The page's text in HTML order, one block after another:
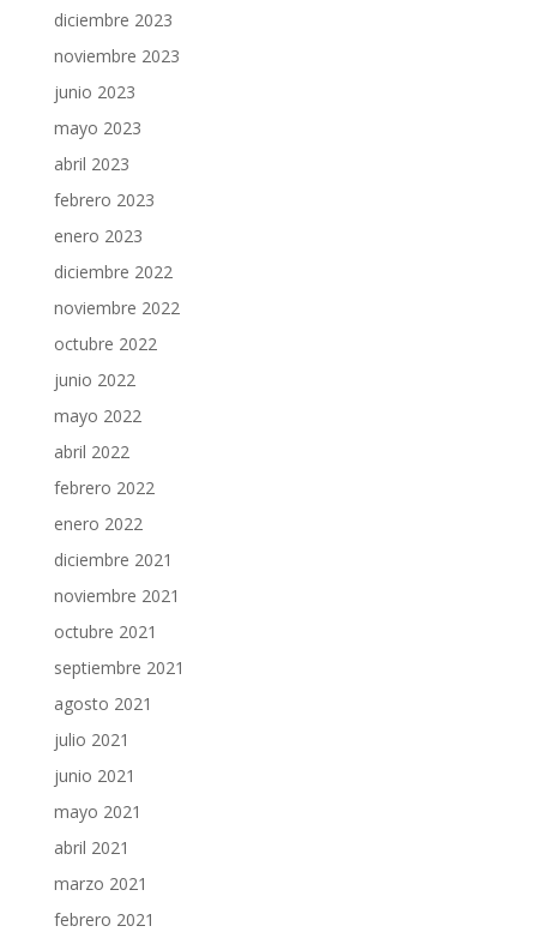
diciembre 2023
noviembre 2023
junio 2023
mayo 2023
abril 2023
febrero 2023
enero 2023
diciembre 2022
noviembre 2022
octubre 2022
junio 2022
mayo 2022
abril 2022
febrero 2022
enero 2022
diciembre 2021
noviembre 2021
octubre 2021
septiembre 2021
agosto 2021
julio 2021
junio 2021
mayo 2021
abril 2021
marzo 2021
febrero 2021